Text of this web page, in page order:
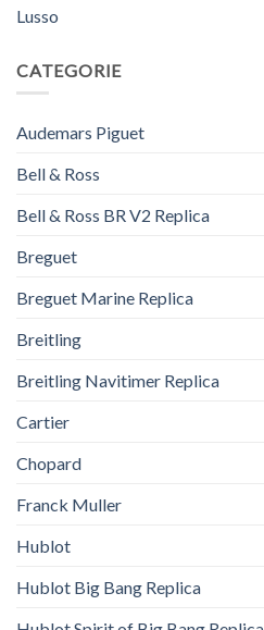
Lusso
CATEGORIE
Audemars Piguet
Bell & Ross
Bell & Ross BR V2 Replica
Breguet
Breguet Marine Replica
Breitling
Breitling Navitimer Replica
Cartier
Chopard
Franck Muller
Hublot
Hublot Big Bang Replica